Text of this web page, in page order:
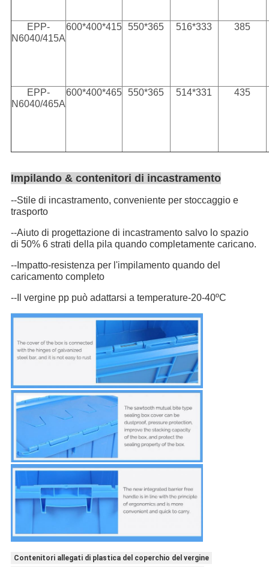
EPP-
N6040/415A
600*400*415 550*365 516*333 385
EPP-
N6040/465A
600*400*465 550*365 514*331 435
Impilando & contenitori di incastramento
--Stile di incastramento, conveniente per stoccaggio e
trasporto
--Aiuto di progettazione di incastramento salvo lo spazio
di 50% 6 strati della pila quando completamente caricano.
--Impatto-resistenza per l'impilamento quando del
caricamento completo
--Il vergine pp può adattarsi a temperature-20-40ºC
Contenitori allegati di plastica del coperchio del vergine